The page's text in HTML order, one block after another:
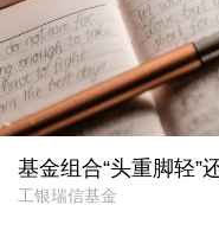
基金组合“头重脚轻”
工银瑞信基金